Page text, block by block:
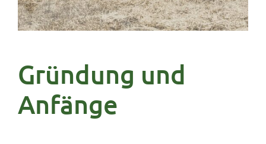
Gründung und
Anfänge